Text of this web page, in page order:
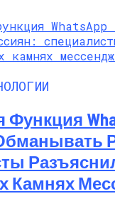
Камнях